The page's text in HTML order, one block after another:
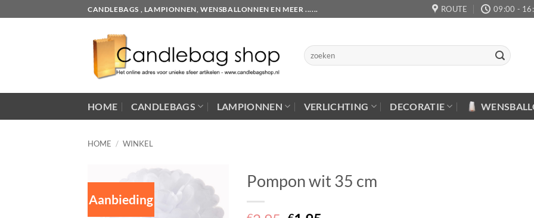
to
CANDLEBAGS , LAMPIONNEN, WENSBALLONNEN EN MEER ...... ROUTE 09:00 -
Zoeken
naar:
HOME CANDLEBAGS LAMPIONNEN VERLICHTING DECORATIE
HOME / WINKEL
Aanbieding
Pompon wit 35 cm